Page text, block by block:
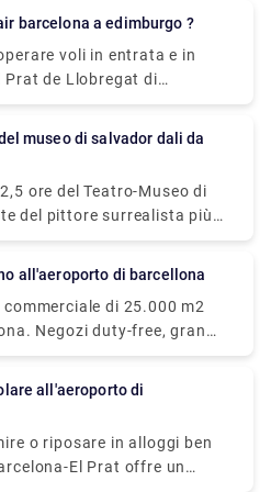
combina una visita a
di seguito.
per raggiungere e
Per prenotare un
facile e confortevole,
barcelona a edimburgo ?
voli in entrata e in
de Llobregat di
aeroporto della città. Ryan
ore del Teatro-Museo di
del pittore surrealista più
Dali. Mentre una
nella città natale
ammirarli. Esplora le
al teatro e al museo,
sin dalla sua apertura nel
sulle rovine dell'antico
è considerato una
di Dal dell'arte.
all'aeroporto di barcellona
di 25.000 m2
Negozi duty-free, grandi
food, negozi di moda e
strutture termali e
per aiutarti a rilassarti
o riposare in alloggi ben